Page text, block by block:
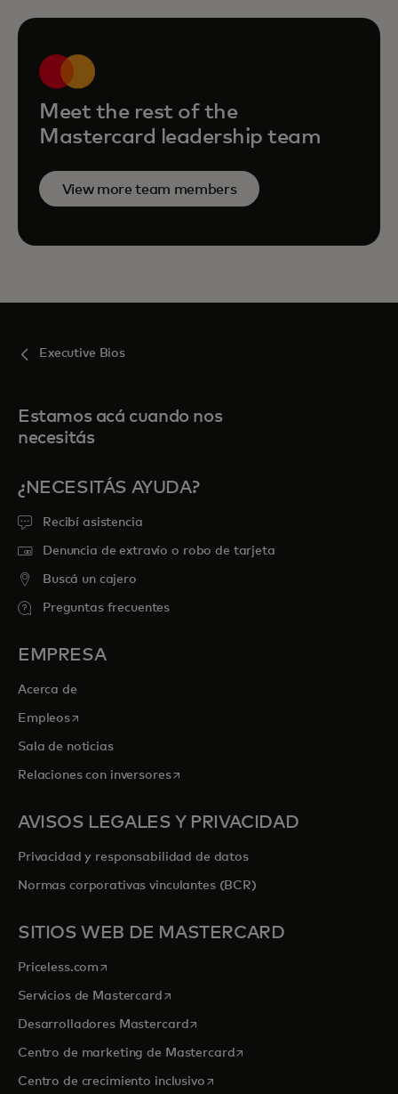
Meet the rest of the
Mastercard leadership team
View more team members
Executive Bios
Estamos acá cuando nos
necesitás
¿NECESITÁS AYUDA?
Recibí asistencia
Denuncia de extravío o robo de tarjeta
Buscá un cajero
Preguntas frecuentes
EMPRESA
Acerca de
Empleosse abre en una pestaña nueva
Sala de noticias
Relaciones con inversoresse abre en una pestaña nueva
AVISOS LEGALES Y PRIVACIDAD
Privacidad y responsabilidad de datos
Normas corporativas vinculantes (BCR)
SITIOS WEB DE MASTERCARD
Priceless.com se abre en una pestaña nueva
Servicios de Mastercardse abre en una pestaña nueva
Desarrolladores Mastercardse abre en una pestaña nueva
Centro de marketing de Mastercardse abre en una pestaña
Centro de crecimiento inclusivose abre en una pestaña nueva